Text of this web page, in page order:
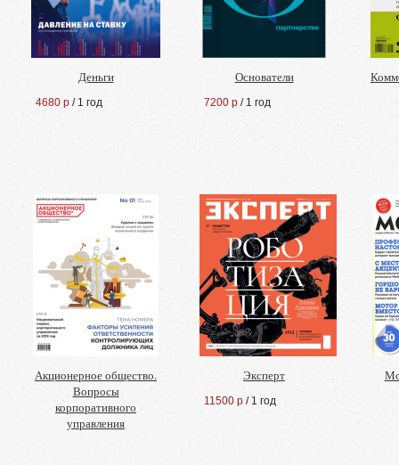
Деньги
4680 р / 1 год
Основатели
7200 р / 1 год
Акционерное общество.
Вопросы
корпоративного
управления
Эксперт
11500 р / 1 год